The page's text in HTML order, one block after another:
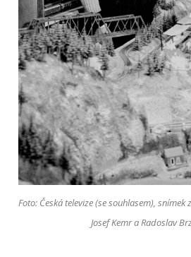
Foto: Česká televize (se souhlasem), snímek
Josef Kemr a Radoslav